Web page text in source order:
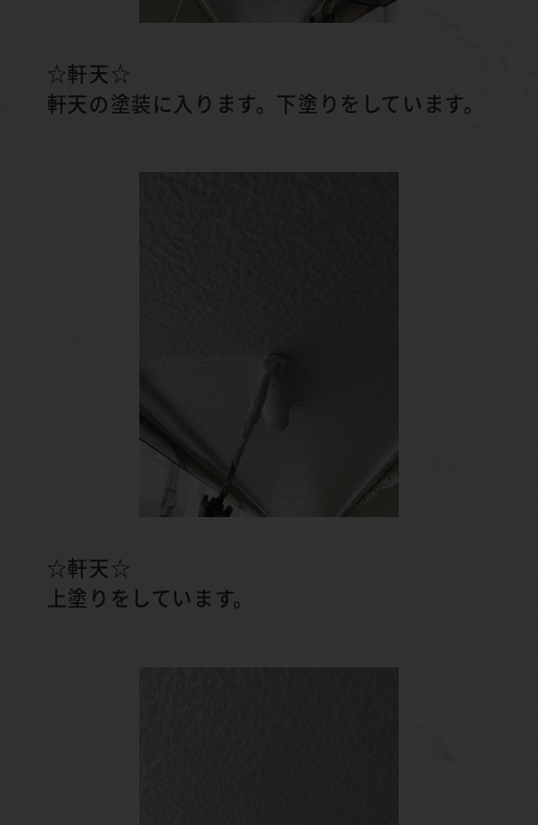
☆軒天☆
軒天の塗装に入ります。下塗りをしています。
☆軒天☆
上塗りをしています。